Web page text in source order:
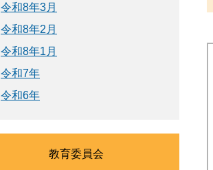
令和8年3月
令和8年2月
令和8年1月
令和7年
令和6年
教育委員会